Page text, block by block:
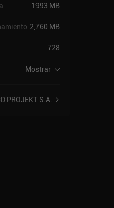
1993 MB
2,760 MB
728
Mostrar
PROJEKT S.A.